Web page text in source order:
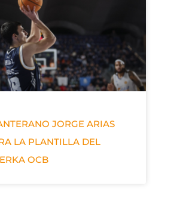
JORGE ARIAS
LA PLANTILLA DEL
OCB